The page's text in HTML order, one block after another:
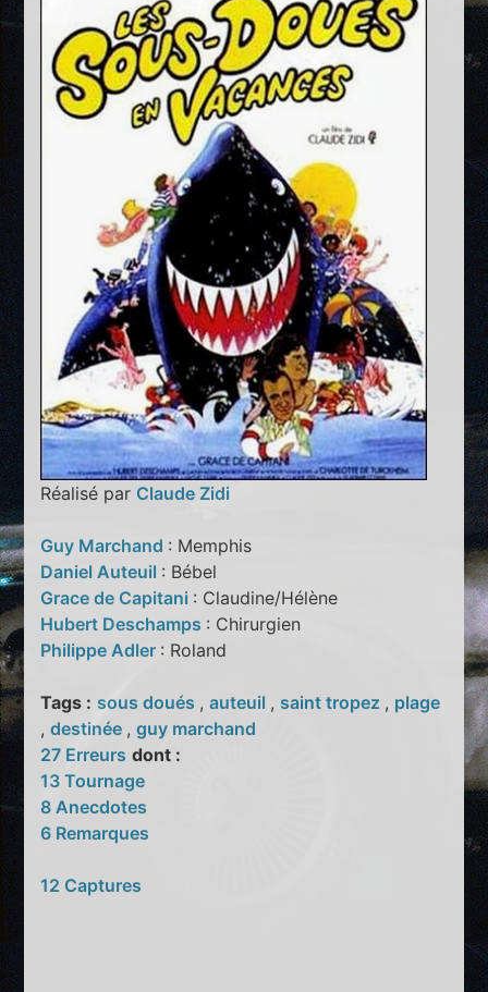
Réalisé par Claude Zidi
Guy Marchand : Memphis
Daniel Auteuil : Bébel
Grace de Capitani : Claudine/Hélène
Hubert Deschamps : Chirurgien
Philippe Adler : Roland
Tags : sous doués ,auteuil , saint tropez , plage
,destinée ,guy marchand
27 Erreurs dont :
13 Tournage
8 Anecdotes
6 Remarques
12 Captures